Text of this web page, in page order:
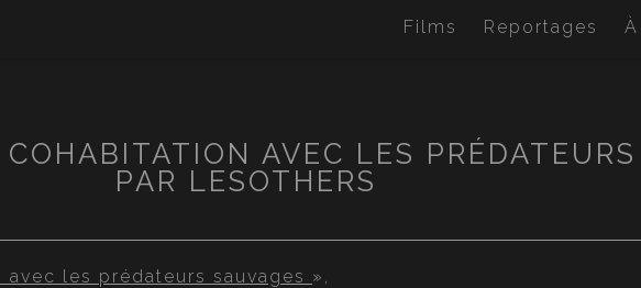
Films Reportages
AVEC LES
PAR LESOTHERS
les prédateurs sauvages »,